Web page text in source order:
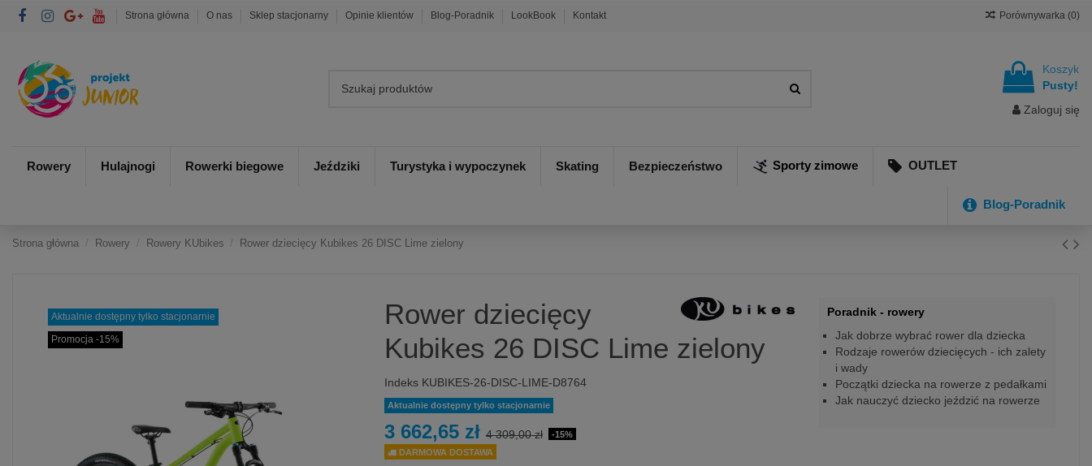
Strona główna O nas Sklep stacjonarny Opinie klientów Blog-Poradnik LookBook Kontakt Porównywarka (0)
Koszyk
Pusty!
Zaloguj się
Rowery Hulajnogi Rowerki biegowe Jeździki Turystyka i wypoczynek Skating Bezpieczeństwo Sporty zimowe OUTLET
Blog-Poradnik
Strona główna Rowery Rowery KUbikes Rower dziecięcy Kubikes 26 DISC Lime zielony
Aktualnie dostępny tylko stacjonarnie
Promocja -15%
Rower dziecięcy
Kubikes 26 DISC Lime zielony
Indeks KUBIKES-26-DISC-LIME-D8764
Aktualnie dostępny tylko stacjonarnie
3 662,65 zł 4 309,00 zł
-15%
DARMOWA DOSTAWA
Poradnik - rowery
Jak dobrze wybrać rower dla dziecka
Rodzaje rowerów dziecięcych - ich zalety
i wady
Początki dziecka na rowerze z pedałkami
Jak nauczyć dziecko jeździć na rowerze